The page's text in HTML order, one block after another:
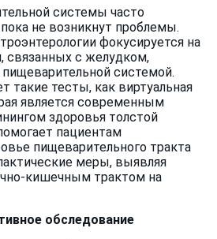
системы часто
не возникнут проблемы.
фокусируется на
связанных с желудком,
системой.
такие тесты, как виртуальная
является современным
здоровья толстой
пациентам
пищеварительного тракта
меры, выявляя
кишечным трактом на
обследование